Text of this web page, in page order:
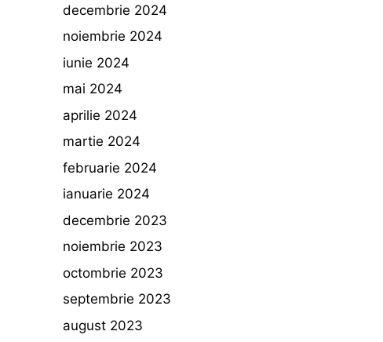
decembrie 2024
noiembrie 2024
iunie 2024
mai 2024
aprilie 2024
martie 2024
februarie 2024
ianuarie 2024
decembrie 2023
noiembrie 2023
octombrie 2023
septembrie 2023
august 2023